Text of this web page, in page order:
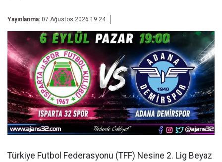
Yayınlanma: 07 Ağustos 2026 19:24
Türkiye Futbol Federasyonu (TFF) Nesine 2. Lig Beyaz